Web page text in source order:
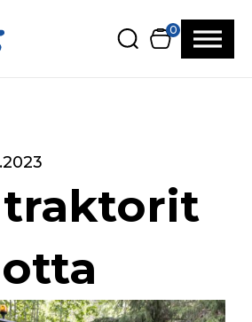
0
traktorit